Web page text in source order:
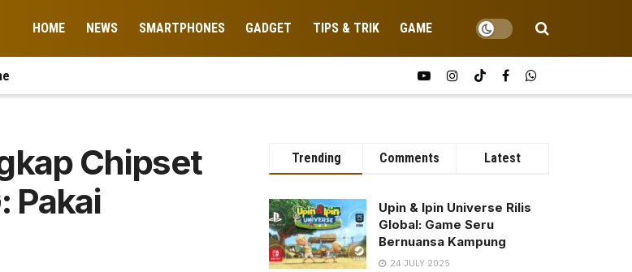
HOME NEWS SMARTPHONES GADGET TIPS & TRIK GAME
Chipset
Pakai
Trending Comments Latest
Upin & Ipin Universe Rilis
Global: Game Seru
Bernuansa Kampung
24 JULY 2025